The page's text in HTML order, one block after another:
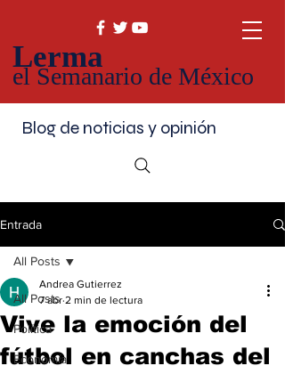
Lerma
el Semanario de México
Blog de noticias y opinión
Entrada
All Posts
Política
Economía
All Posts
Vive la emoción del
fútbol en canchas del
Andrea Gutierrez
7 abr 2 min de lectura